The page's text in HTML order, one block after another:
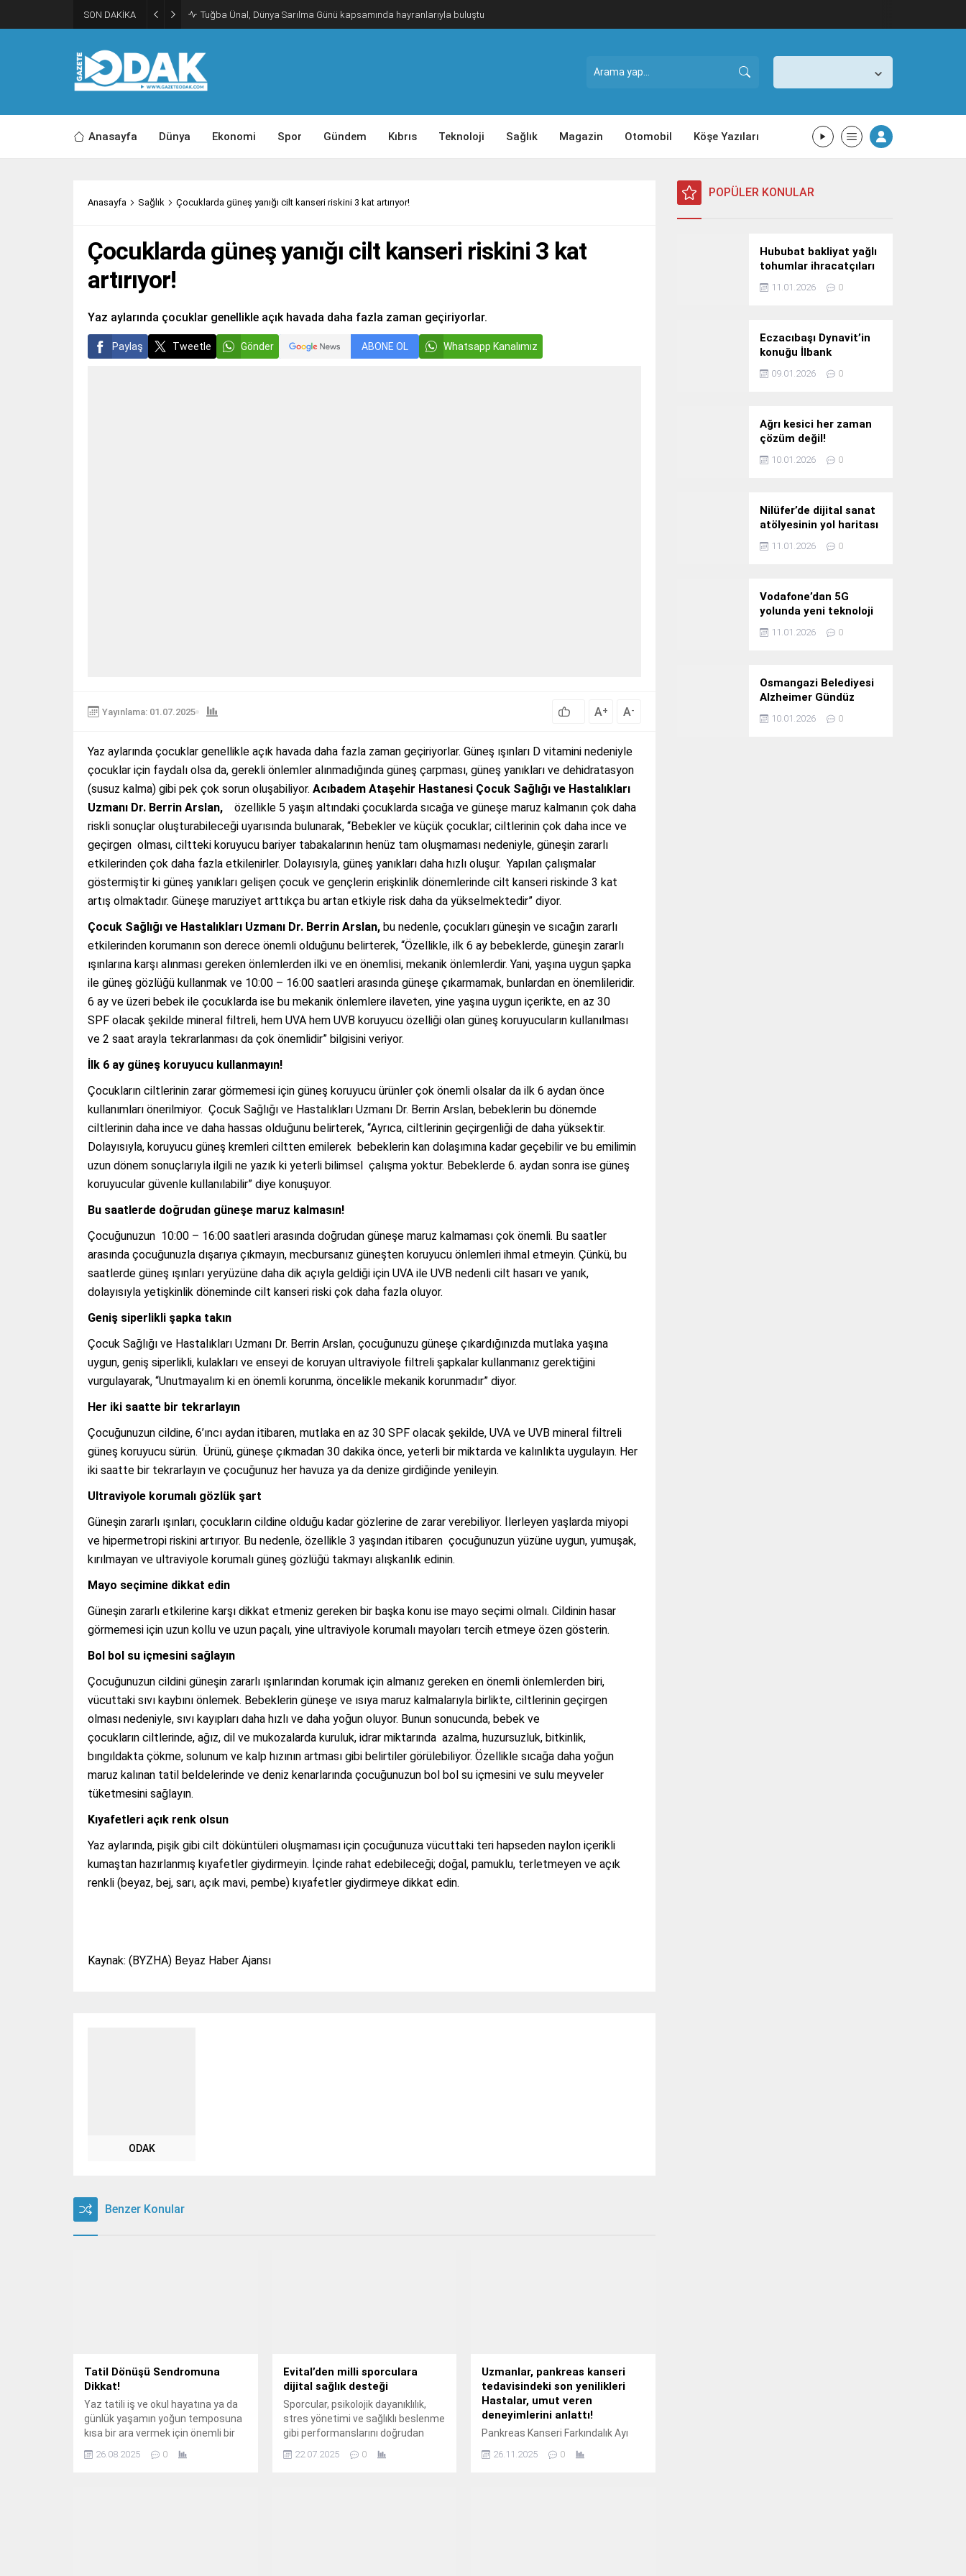
SON DAKİKA Tuğba Ünal, Dünya Sarılma Günü kapsamında hayranlarıyla buluştu
Anasayfa Dünya Ekonomi Spor Gündem Kıbrıs Teknoloji Sağlık Magazin Otomobil Köşe Yazıları
Anasayfa Sağlık Çocuklarda güneş yanığı cilt kanseri riskini 3 kat artırıyor!
Çocuklarda güneş yanığı cilt kanseri riskini 3 kat
artırıyor!
Yaz aylarında çocuklar genellikle açık havada daha fazla zaman geçiriyorlar.
Paylaş Tweetle Gönder ABONE OL Whatsapp Kanalımız
Yayınlama: 01.07.2025 A+ A-
Yaz aylarında çocuklar genellikle açık havada daha fazla zaman geçiriyorlar. Güneş ışınları D vitamini nedeniyle
çocuklar için faydalı olsa da, gerekli önlemler alınmadığında güneş çarpması, güneş yanıkları ve dehidratasyon
(susuz kalma) gibi pek çok sorun oluşabiliyor. Acıbadem Ataşehir Hastanesi Çocuk Sağlığı ve Hastalıkları
Uzmanı Dr. Berrin Arslan, özellikle 5 yaşın altındaki çocuklarda sıcağa ve güneşe maruz kalmanın çok daha
riskli sonuçlar oluşturabileceği uyarısında bulunarak, “Bebekler ve küçük çocuklar; ciltlerinin çok daha ince ve
geçirgen olması, ciltteki koruyucu bariyer tabakalarının henüz tam oluşmaması nedeniyle, güneşin zararlı
etkilerinden çok daha fazla etkilenirler. Dolayısıyla, güneş yanıkları daha hızlı oluşur. Yapılan çalışmalar
göstermiştir ki güneş yanıkları gelişen çocuk ve gençlerin erişkinlik dönemlerinde cilt kanseri riskinde 3 kat
artış olmaktadır. Güneşe maruziyet arttıkça bu artan etkiyle risk daha da yükselmektedir” diyor.
Çocuk Sağlığı ve Hastalıkları Uzmanı Dr. Berrin Arslan, bu nedenle, çocukları güneşin ve sıcağın zararlı
etkilerinden korumanın son derece önemli olduğunu belirterek, “Özellikle, ilk 6 ay bebeklerde, güneşin zararlı
ışınlarına karşı alınması gereken önlemlerden ilki ve en önemlisi, mekanik önlemlerdir. Yani, yaşına uygun şapka
ile güneş gözlüğü kullanmak ve 10:00 – 16:00 saatleri arasında güneşe çıkarmamak, bunlardan en önemlileridir.
6 ay ve üzeri bebek ile çocuklarda ise bu mekanik önlemlere ilaveten, yine yaşına uygun içerikte, en az 30
SPF olacak şekilde mineral filtreli, hem UVA hem UVB koruyucu özelliği olan güneş koruyucuların kullanılması
ve 2 saat arayla tekrarlanması da çok önemlidir” bilgisini veriyor.
İlk 6 ay güneş koruyucu kullanmayın!
Çocukların ciltlerinin zarar görmemesi için güneş koruyucu ürünler çok önemli olsalar da ilk 6 aydan önce
kullanımları önerilmiyor. Çocuk Sağlığı ve Hastalıkları Uzmanı Dr. Berrin Arslan, bebeklerin bu dönemde
ciltlerinin daha ince ve daha hassas olduğunu belirterek, “Ayrıca, ciltlerinin geçirgenliği de daha yüksektir.
Dolayısıyla, koruyucu güneş kremleri ciltten emilerek bebeklerin kan dolaşımına kadar geçebilir ve bu emilimin
uzun dönem sonuçlarıyla ilgili ne yazık ki yeterli bilimsel çalışma yoktur. Bebeklerde 6. aydan sonra ise güneş
koruyucular güvenle kullanılabilir” diye konuşuyor.
Bu saatlerde doğrudan güneşe maruz kalmasın!
Çocuğunuzun 10:00 – 16:00 saatleri arasında doğrudan güneşe maruz kalmaması çok önemli. Bu saatler
arasında çocuğunuzla dışarıya çıkmayın, mecbursanız güneşten koruyucu önlemleri ihmal etmeyin. Çünkü, bu
saatlerde güneş ışınları yeryüzüne daha dik açıyla geldiği için UVA ile UVB nedenli cilt hasarı ve yanık,
dolayısıyla yetişkinlik döneminde cilt kanseri riski çok daha fazla oluyor.
Geniş siperlikli şapka takın
Çocuk Sağlığı ve Hastalıkları Uzmanı Dr. Berrin Arslan, çocuğunuzu güneşe çıkardığınızda mutlaka yaşına
uygun, geniş siperlikli, kulakları ve enseyi de koruyan ultraviyole filtreli şapkalar kullanmanız gerektiğini
vurgulayarak, “Unutmayalım ki en önemli korunma, öncelikle mekanik korunmadır” diyor.
Her iki saatte bir tekrarlayın
Çocuğunuzun cildine, 6’ıncı aydan itibaren, mutlaka en az 30 SPF olacak şekilde, UVA ve UVB mineral filtreli
güneş koruyucu sürün. Ürünü, güneşe çıkmadan 30 dakika önce, yeterli bir miktarda ve kalınlıkta uygulayın. Her
iki saatte bir tekrarlayın ve çocuğunuz her havuza ya da denize girdiğinde yenileyin.
Ultraviyole korumalı gözlük şart
Güneşin zararlı ışınları, çocukların cildine olduğu kadar gözlerine de zarar verebiliyor. İlerleyen yaşlarda miyopi
ve hipermetropi riskini artırıyor. Bu nedenle, özellikle 3 yaşından itibaren çocuğunuzun yüzüne uygun, yumuşak,
kırılmayan ve ultraviyole korumalı güneş gözlüğü takmayı alışkanlık edinin.
Mayo seçimine dikkat edin
Güneşin zararlı etkilerine karşı dikkat etmeniz gereken bir başka konu ise mayo seçimi olmalı. Cildinin hasar
görmemesi için uzun kollu ve uzun paçalı, yine ultraviyole korumalı mayoları tercih etmeye özen gösterin.
Bol bol su içmesini sağlayın
Çocuğunuzun cildini güneşin zararlı ışınlarından korumak için almanız gereken en önemli önlemlerden biri,
vücuttaki sıvı kaybını önlemek. Bebeklerin güneşe ve ısıya maruz kalmalarıyla birlikte, ciltlerinin geçirgen
olması nedeniyle, sıvı kayıpları daha hızlı ve daha yoğun oluyor. Bunun sonucunda, bebek ve
çocukların ciltlerinde, ağız, dil ve mukozalarda kuruluk, idrar miktarında azalma, huzursuzluk, bitkinlik,
bıngıldakta çökme, solunum ve kalp hızının artması gibi belirtiler görülebiliyor. Özellikle sıcağa daha yoğun
maruz kalınan tatil beldelerinde ve deniz kenarlarında çocuğunuzun bol bol su içmesini ve sulu meyveler
tüketmesini sağlayın.
Kıyafetleri açık renk olsun
Yaz aylarında, pişik gibi cilt döküntüleri oluşmaması için çocuğunuza vücuttaki teri hapseden naylon içerikli
kumaştan hazırlanmış kıyafetler giydirmeyin. İçinde rahat edebileceği; doğal, pamuklu, terletmeyen ve açık
renkli (beyaz, bej, sarı, açık mavi, pembe) kıyafetler giydirmeye dikkat edin.
Kaynak: (BYZHA) Beyaz Haber Ajansı
ODAK
Benzer Konular
Tatil Dönüşü Sendromuna
Dikkat!
Yaz tatili iş ve okul hayatına ya da
günlük yaşamın yoğun temposuna
kısa bir ara vermek için önemli bir
fırsattır.
26.08.2025 0
Evital’den milli sporculara
dijital sağlık desteği
Sporcular, psikolojik dayanıklılık,
stres yönetimi ve sağlıklı beslenme
gibi performanslarını doğrudan
etkileyen alanlarda profesyonel
desteğe ihtiyaç duyuyor.
22.07.2025 0
Uzmanlar, pankreas kanseri
tedavisindeki son yenilikleri
Hastalar, umut veren
deneyimlerini anlattı!
Pankreas Kanseri Farkındalık Ayı
kapsamında hastalarla uzmanların
katıldığı “Bu öykülerde bilim,
26.11.2025 0
POPÜLER KONULAR
Hububat bakliyat yağlı
tohumlar ihracatçıları
Güney Kore yolcusu
11.01.2026 0
Eczacıbaşı Dynavit’in
konuğu İlbank
09.01.2026 0
Ağrı kesici her zaman
çözüm değil!
10.01.2026 0
Nilüfer’de dijital sanat
atölyesinin yol haritası
konuşuldu
11.01.2026 0
Vodafone’dan 5G
yolunda yeni teknoloji
yatırımı
11.01.2026 0
Osmangazi Belediyesi
Alzheimer Gündüz
Bakım Evi 3. Yılını
Kutladı
10.01.2026 0